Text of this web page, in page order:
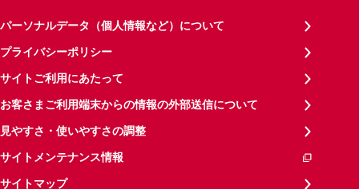
パーソナルデータ（個人情報など）について
プライバシーポリシー
サイトご利用にあたって
お客さまご利用端末からの情報の外部送信について
見やすさ・使いやすさの調整
サイトメンテナンス情報
サイトマップ